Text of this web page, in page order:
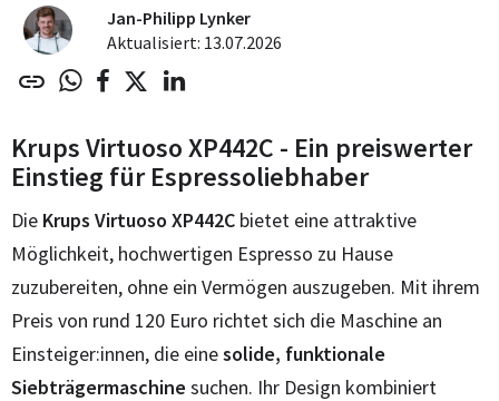
Jan-Philipp Lynker
Aktualisiert: 13.07.2026
Krups Virtuoso XP442C - Ein preiswerter
Einstieg für Espressoliebhaber
Die Krups Virtuoso XP442C bietet eine attraktive
Möglichkeit, hochwertigen Espresso zu Hause
zuzubereiten, ohne ein Vermögen auszugeben. Mit ihrem
Preis von rund 120 Euro richtet sich die Maschine an
Einsteiger:innen, die einesolide, funktionale
Siebträgermaschine suchen. Ihr Design kombiniert